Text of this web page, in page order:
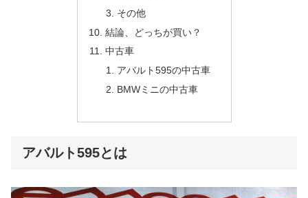
その他
結論、どっちが買い？
中古車
アバルト595の中古車
BMWミニの中古車
アバルト595とは